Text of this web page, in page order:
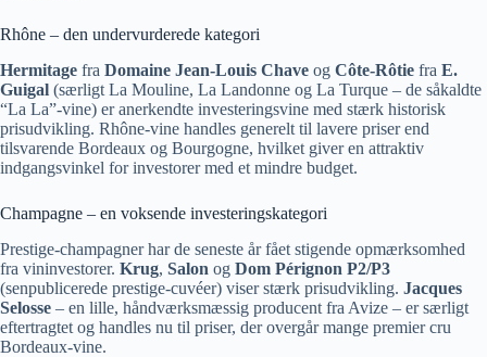
Rhône – den undervurderede kategori
Hermitage fra Domaine Jean-Louis Chave og Côte-Rôtie fra E.
Guigal (særligt La Mouline, La Landonne og La Turque – de såkaldte
“La La”-vine) er anerkendte investeringsvine med stærk historisk
prisudvikling. Rhône-vine handles generelt til lavere priser end
tilsvarende Bordeaux og Bourgogne, hvilket giver en attraktiv
indgangsvinkel for investorer med et mindre budget.
Champagne – en voksende investeringskategori
Prestige-champagner har de seneste år fået stigende opmærksomhed
fra vininvestorer. Krug, Salon og Dom Pérignon P2/P3
(senpublicerede prestige-cuvéer) viser stærk prisudvikling. Jacques
Selosse – en lille, håndværksmæssig producent fra Avize – er særligt
eftertragtet og handles nu til priser, der overgår mange premier cru
Bordeaux-vine.